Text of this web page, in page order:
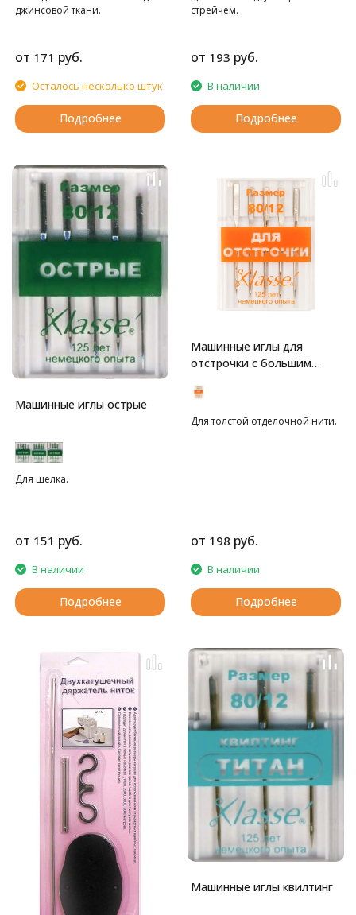
джинсовой ткани.
от 171 руб.
Осталось несколько штук
Подробнее
стрейчем.
от 193 руб.
В наличии
Подробнее
Машинные иглы острые
Для шелка.
от 151 руб.
В наличии
Подробнее
Машинные иглы для
отстрочки с большим
Для толстой отделочной нити.
от 198 руб.
В наличии
Подробнее
Машинные иглы квилтинг